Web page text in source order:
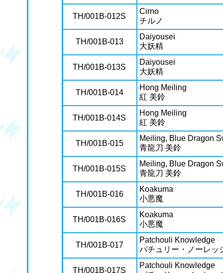
TH/001B-012S
Cirno
チルノ
TH/001B-013
Daiyousei
大妖精
TH/001B-013S
Daiyousei
大妖精
TH/001B-014
Hong Meiling
紅 美鈴
TH/001B-014S
Hong Meiling
紅 美鈴
TH/001B-015
Meiling, Blue Dragon
青龍刀 美鈴
TH/001B-015S
Meiling, Blue Dragon
青龍刀 美鈴
TH/001B-016
Koakuma
小悪魔
TH/001B-016S
Koakuma
小悪魔
TH/001B-017
Patchouli Knowledge
パチュリー・ノーレッ
TH/001B-017S
Patchouli Knowledge